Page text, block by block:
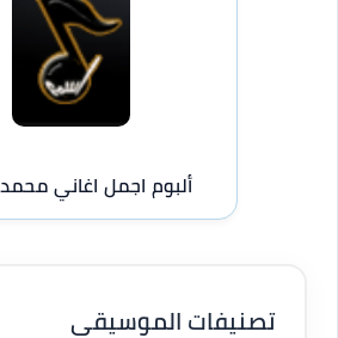
ألبوم اجمل اغاني
تصنيفات الموسيقى